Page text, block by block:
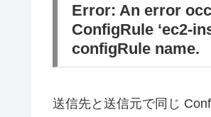
Error: An error
ConfigRule ‘ec2-
configRule name.
送信先と送信元で同じ